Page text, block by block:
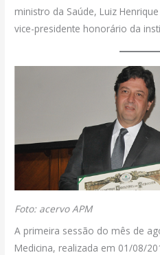
ministro da Saúde, Luiz
vice-presidente honorário da
Foto: acervo APM
A primeira sessão do mês de
Medicina, realizada em 01/08/